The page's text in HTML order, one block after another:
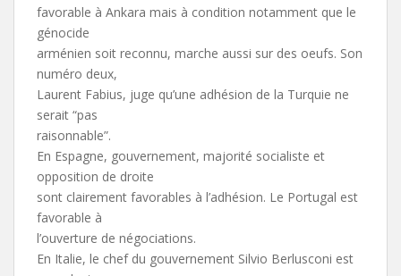
favorable à Ankara mais à condition notamment que le
génocide
arménien soit reconnu, marche aussi sur des oeufs. Son
numéro deux,
Laurent Fabius, juge qu’une adhésion de la Turquie ne
serait “pas
raisonnable”.
En Espagne, gouvernement, majorité socialiste et
opposition de droite
sont clairement favorables à l’adhésion. Le Portugal est
favorable à
l’ouverture de négociations.
En Italie, le chef du gouvernement Silvio Berlusconi est